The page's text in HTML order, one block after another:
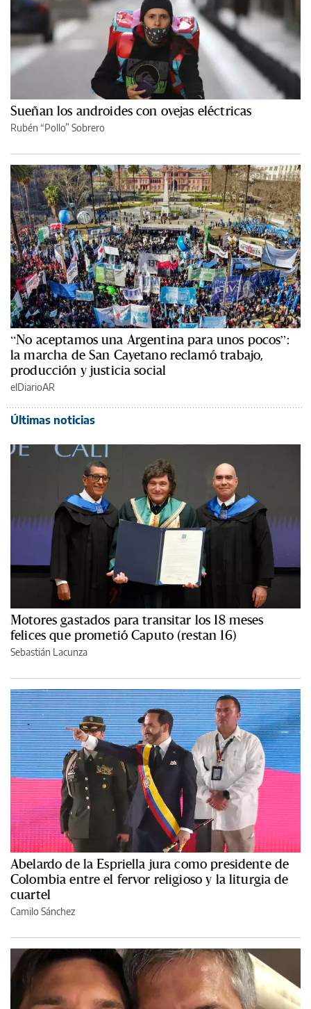
Sueñan los androides con ovejas eléctricas
Rubén “Pollo” Sobrero
“No aceptamos una Argentina para unos pocos”:
la marcha de San Cayetano reclamó trabajo,
producción y justicia social
elDiarioAR
Últimas noticias
Motores gastados para transitar los 18 meses
felices que prometió Caputo (restan 16)
Sebastián Lacunza
Abelardo de la Espriella jura como presidente de
Colombia entre el fervor religioso y la liturgia de
cuartel
Camilo Sánchez